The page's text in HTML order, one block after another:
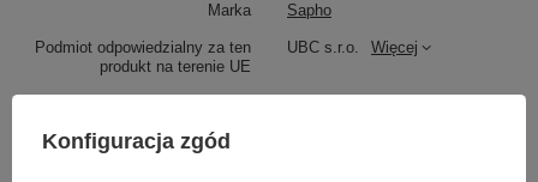
0101
0598
Marka Sapho
Podmiot odpowiedzialny za ten
produkt na terenie UE
UBC s.r.o. Więcej
Seria
Konfiguracja zgód